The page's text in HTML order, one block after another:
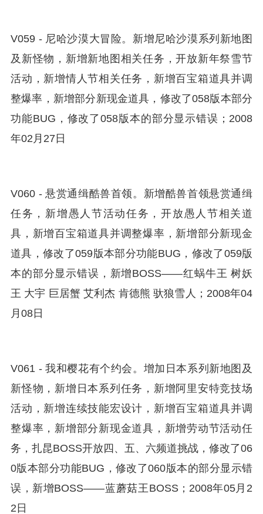
V059 - 尼哈沙漠大冒险。新增尼哈沙漠系列新地图
及新怪物，新增新地图相关任务，开放新年祭雪节
活动，新增情人节相关任务，新增百宝箱道具并调
整爆率，新增部分新现金道具，修改了058版本部分
功能BUG，修改了058版本的部分显示错误；2008
年02月27日
V060 - 悬赏通缉酷兽首领。新增酷兽首领悬赏通缉
任务，新增愚人节活动任务，开放愚人节相关道
具，新增百宝箱道具并调整爆率，新增部分新现金
道具，修改了059版本部分功能BUG，修改了059版
本的部分显示错误，新增BOSS——红蜗牛王 树妖
王 大宇 巨居蟹 艾利杰 肯德熊 驮狼雪人；2008年04
月08日
V061 - 我和樱花有个约会。增加日本系列新地图及
新怪物，新增日本系列任务，新增阿里安特竞技场
活动，新增连续技能宏设计，新增百宝箱道具并调
整爆率，新增部分新现金道具，新增劳动节活动任
务，扎昆BOSS开放四、五、六频道挑战，修改了06
0版本部分功能BUG，修改了060版本的部分显示错
误，新增BOSS——蓝蘑菇王BOSS；2008年05月2
2日